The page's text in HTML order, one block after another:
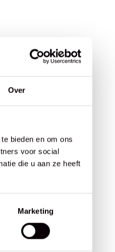
Over
bieden en om ons
voor social
die u aan ze heeft
Marketing